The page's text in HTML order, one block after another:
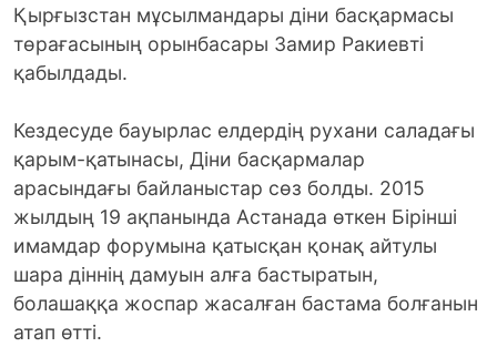
Қырғызстан мұсылмандары діни басқармасы
төрағасының орынбасары Замир Ракиевті
қабылдады.
Кездесуде бауырлас елдердің рухани саладағы
қарым-қатынасы, Діни басқармалар
арасындағы байланыстар сөз болды. 2015
жылдың 19 ақпанында Астанада өткен Бірінші
имамдар форумына қатысқан қонақ айтулы
шара діннің дамуын алға бастыратын,
болашаққа жоспар жасалған бастама болғанын
атап өтті.